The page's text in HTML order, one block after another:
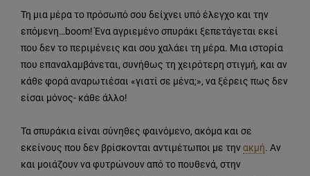
Τη μια μέρα το πρόσωπό σου δείχνει υπό έλεγχο και την
επόμενη…boom! Ένα αγριεμένο σπυράκι ξεπετάγεται εκεί
που δεν το περιμένεις και σου χαλάει τη μέρα. Μια ιστορία
που επαναλαμβάνεται, συνήθως τη χειρότερη στιγμή, και αν
κάθε φορά αναρωτιέσαι «γιατί σε μένα;», να ξέρεις πως δεν
είσαι μόνος- κάθε άλλο!
Τα σπυράκια είναι σύνηθες φαινόμενο, ακόμα και σε
εκείνους που δεν βρίσκονται αντιμέτωποι με τηνακμή. Αν
και μοιάζουν να φυτρώνουν από το πουθενά, στην